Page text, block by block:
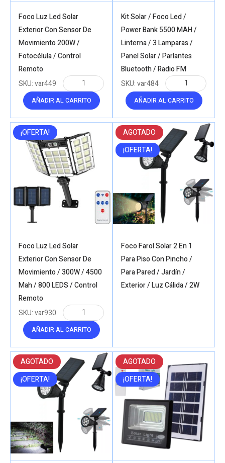
Foco Luz Led Solar
Exterior Con Sensor De
Movimiento 200W /
Fotocélula / Control
Remoto
AÑADIR AL CARRITO
SKU:var449
Kit Solar / Foco Led /
Power Bank 5500 MAH /
Linterna / 3 Lamparas /
Panel Solar / Parlantes
Bluetooth / Radio FM
AÑADIR AL CARRITO
SKU:var484
¡OFERTA!
Foco Luz Led Solar
Exterior Con Sensor De
Movimiento / 300W / 4500
Mah / 800 LEDS / Control
Remoto
AÑADIR AL CARRITO
SKU:var930
AGOTADO
¡OFERTA!
Foco Farol Solar 2 En 1
Para Piso Con Pincho /
Para Pared / Jardín /
Exterior / Luz Cálida / 2W
AGOTADO
¡OFERTA!
AGOTADO
¡OFERTA!